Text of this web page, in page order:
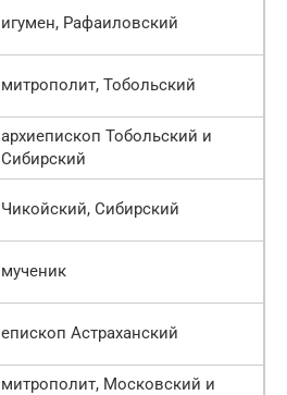
игумен, Рафаиловский
митрополит, Тобольский
архиепископ Тобольский и
Сибирский
Чикойский, Сибирский
мученик
епископ Астраханский
митрополит, Московский и